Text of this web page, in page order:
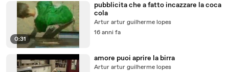
0:31
pubblicita che a fatto incazzare la coca
cola
Artur artur guilherme lopes
16 anni fa
amore puoi aprire la birra
Artur artur guilherme lopes